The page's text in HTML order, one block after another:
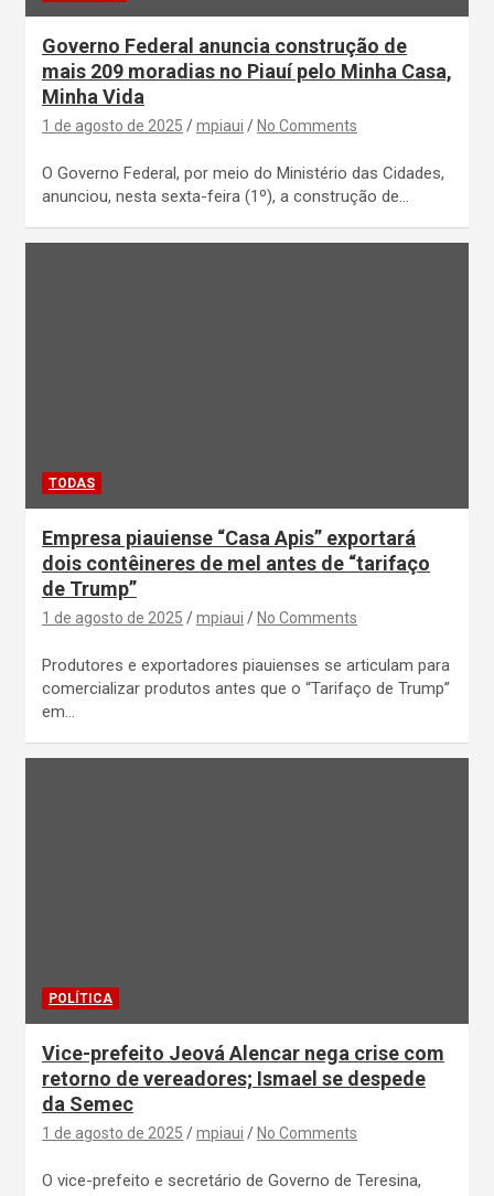
Governo Federal anuncia construção de
mais 209 moradias no Piauí pelo Minha Casa,
Minha Vida
1 de agosto de 2025 mpiaui No Comments
O Governo Federal, por meio do Ministério das Cidades,
anunciou, nesta sexta-feira (1º), a construção de…
TODAS
Empresa piauiense “Casa Apis” exportará
dois contêineres de mel antes de “tarifaço
de Trump”
1 de agosto de 2025 mpiaui No Comments
Produtores e exportadores piauienses se articulam para
comercializar produtos antes que o “Tarifaço de Trump”
em…
POLÍTICA
Vice-prefeito Jeová Alencar nega crise com
retorno de vereadores; Ismael se despede
da Semec
1 de agosto de 2025 mpiaui No Comments
O vice-prefeito e secretário de Governo de Teresina,